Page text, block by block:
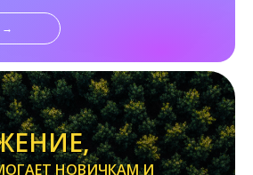
→
НОВИЧКАМ И